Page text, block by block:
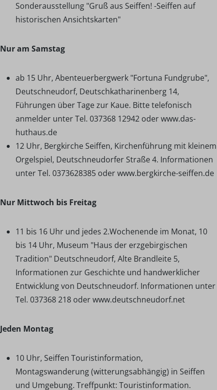
Sonderausstellung "Gruß aus Seiffen! -Seiffen auf
historischen Ansichtskarten"
Nur am Samstag
ab 15 Uhr, Abenteuerbergwerk "Fortuna Fundgrube",
Deutschneudorf, Deutschkatharinenberg 14,
Führungen über Tage zur Kaue. Bitte telefonisch
anmelder unter Tel. 037368 12942 oder www.das-
huthaus.de
12 Uhr, Bergkirche Seiffen, Kirchenführung mit kleinem
Orgelspiel, Deutschneudorfer Straße 4. Informationen
unter Tel. 0373628385 oder www.bergkirche-seiffen.de
Nur Mittwoch bis Freitag
11 bis 16 Uhr und jedes 2.Wochenende im Monat, 10
bis 14 Uhr, Museum "Haus der erzgebirgischen
Tradition" Deutschneudorf, Alte Brandleite 5,
Informationen zur Geschichte und handwerklicher
Entwicklung von Deutschneudorf. Informationen unter
Tel. 037368 218 oder www.deutschneudorf.net
Jeden Montag
10 Uhr, Seiffen Touristinformation,
Montagswanderung (witterungsabhängig) in Seiffen
und Umgebung. Treffpunkt: Touristinformation.